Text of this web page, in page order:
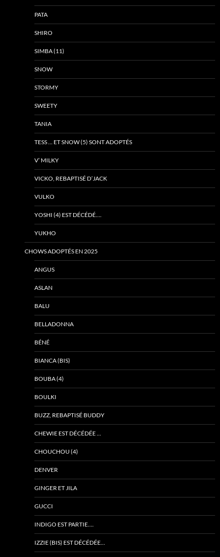
PATA
SHIRO
SIMBA (11)
SNOW
STORMY
SWEETY
TANIA
TESS … ET SNOW (5) SONT ADOPTÉS
V’ MILKY
VICKO, REBAPTISÉ D’JACK
VULKO
YOSHI (4) EST DÉCÉDÉ….
YUKHO
CHOWS ADOPTÉS EN 2025
ANGUS
ASLAN
BALU
BELLADONNA
BÉNÉ
BIANCA (BIS)
BOUBA (4)
BOULKI
BUZZ, REBAPTISÉ BUDDY
CHEWIE EST DÉCÉDÉE …
CHOUCHOU (4)
DENVER
GINGER ET JILA
GUCCI
INDIGO EST PARTIE….
IZZIE (BIS) EST DÉCÉDÉE…